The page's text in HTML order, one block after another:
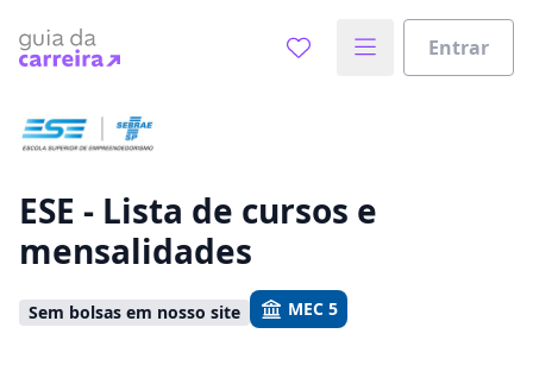
Entrar
Vamos te guiar no caminho ideal para seus estudos
ESE - Lista de cursos e
mensalidades
Sem bolsas em nosso site MEC 5